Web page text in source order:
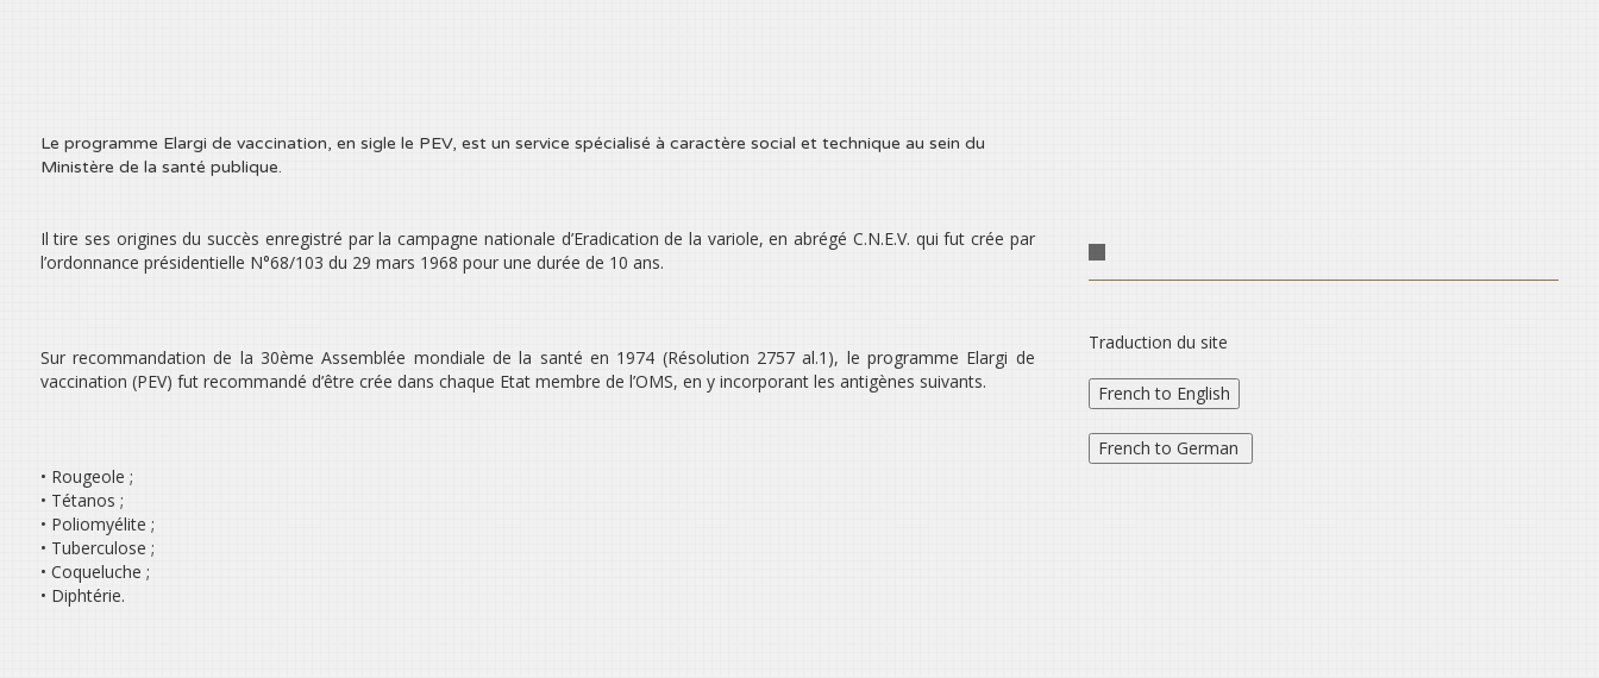
Le programme Elargi de vaccination, en sigle le PEV, est un service spécialisé à caractère social et technique au sein du
Ministère de la santé publique.
Il tire ses origines du succès enregistré par la campagne nationale d’Eradication de la variole, en abrégé C.N.E.V. qui fut crée par
l’ordonnance présidentielle N°68/103 du 29 mars 1968 pour une durée de 10 ans.
Sur recommandation de la 30ème Assemblée mondiale de la santé en 1974 (Résolution 2757 al.1), le programme Elargi de
vaccination (PEV) fut recommandé d’être crée dans chaque Etat membre de l’OMS, en y incorporant les antigènes suivants.
• Rougeole ;
• Tétanos ;
• Poliomyélite ;
• Tuberculose ;
• Coqueluche ;
• Diphtérie.
Traduction du site